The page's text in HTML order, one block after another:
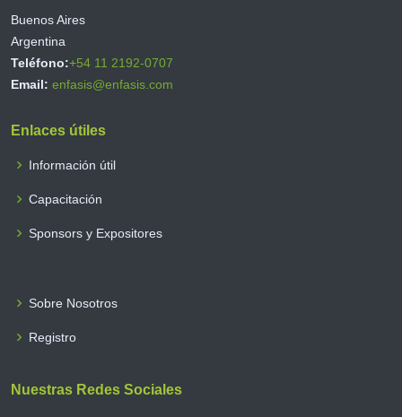
Buenos Aires
Argentina
Teléfono:+54 11 2192-0707
Email: enfasis@enfasis.com
Enlaces útiles
Información útil
Capacitación
Sponsors y Expositores
Sobre Nosotros
Registro
Nuestras Redes Sociales